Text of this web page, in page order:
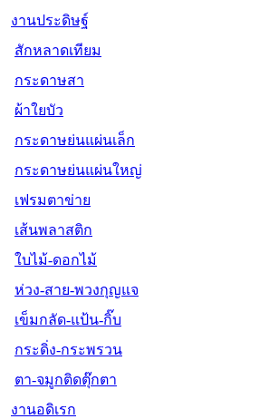
งานประดิษฐ์
สักหลาดเทียม
กระดาษสา
ผ้าใยบัว
กระดาษย่นแผ่นเล็ก
กระดาษย่นแผ่นใหญ่
เฟรมตาข่าย
เส้นพลาสติก
ใบไม้-ดอกไม้
ห่วง-สาย-พวงกุญแจ
เข็มกลัด-แป้น-กิ๊บ
กระดิ่ง-กระพรวน
ตา-จมูกติดตุ๊กตา
งานอดิเรก